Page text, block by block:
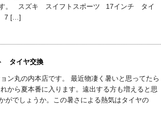
す。 スズキ スイフトスポーツ 17インチ タイ
7 […]
タイヤ交換
ン丸の内本店です。 最近物凄く暑いと思ってたら
から夏本番に入ります。遠出する方も増えると思
がでしょうか。この暑さによる熱気はタイヤの